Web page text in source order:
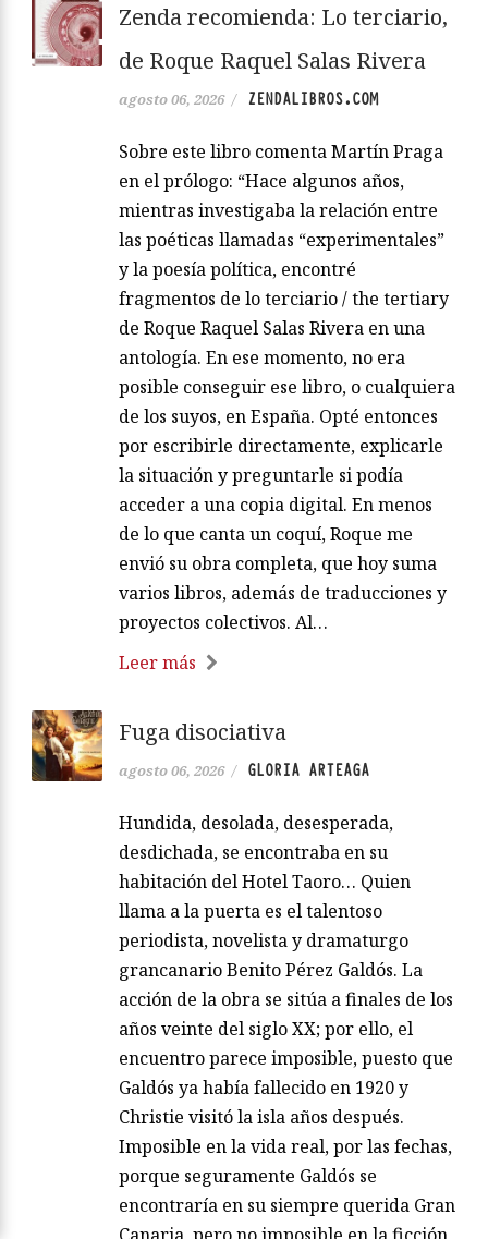
Zenda recomienda: Lo terciario,
de Roque Raquel Salas Rivera
agosto 06, 2026 / ZENDALIBROS.COM
Sobre este libro comenta Martín Praga
en el prólogo: “Hace algunos años,
mientras investigaba la relación entre
las poéticas llamadas “experimentales”
y la poesía política, encontré
fragmentos de lo terciario / the tertiary
de Roque Raquel Salas Rivera en una
antología. En ese momento, no era
posible conseguir ese libro, o cualquiera
de los suyos, en España. Opté entonces
por escribirle directamente, explicarle
la situación y preguntarle si podía
acceder a una copia digital. En menos
de lo que canta un coquí, Roque me
envió su obra completa, que hoy suma
varios libros, además de traducciones y
proyectos colectivos. Al…
Leer más
Fuga disociativa
agosto 06, 2026 / GLORIA ARTEAGA
Hundida, desolada, desesperada,
desdichada, se encontraba en su
habitación del Hotel Taoro… Quien
llama a la puerta es el talentoso
periodista, novelista y dramaturgo
grancanario Benito Pérez Galdós. La
acción de la obra se sitúa a finales de los
años veinte del siglo XX; por ello, el
encuentro parece imposible, puesto que
Galdós ya había fallecido en 1920 y
Christie visitó la isla años después.
Imposible en la vida real, por las fechas,
porque seguramente Galdós se
encontraría en su siempre querida Gran